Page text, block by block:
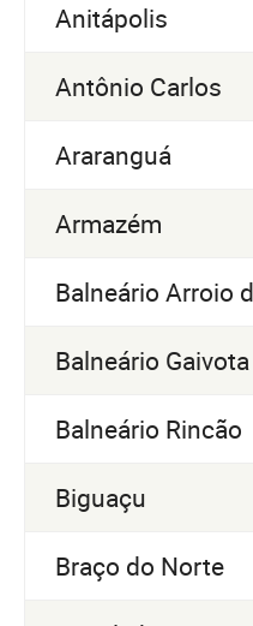
Anitápolis
Antônio Carlos
Araranguá
Armazém
Balneário Arroio
Balneário Gaivota
Balneário Rincão
Biguaçu
Braço do Norte